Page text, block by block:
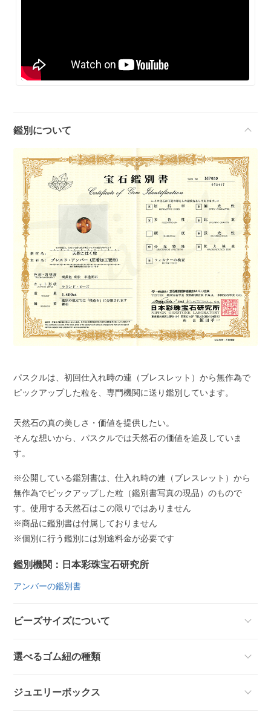
鑑別について
パスクルは、初回仕入れ時の連（ブレスレット）から無作為で
ピックアップした粒を、専門機関に送り鑑別しています。
天然石の真の美しさ・価値を提供したい。
そんな想いから、パスクルでは天然石の価値を追及していま
す。
※公開している鑑別書は、仕入れ時の連（ブレスレット）から
無作為でピックアップした粒（鑑別書写真の現品）のもので
す。使用する天然石はこの限りではありません
※商品に鑑別書は付属しておりません
※個別に行う鑑別には別途料金が必要です
鑑別機関：日本彩珠宝石研究所
アンバーの鑑別書
ビーズサイズについて
選べるゴム紐の種類
ジュエリーボックス